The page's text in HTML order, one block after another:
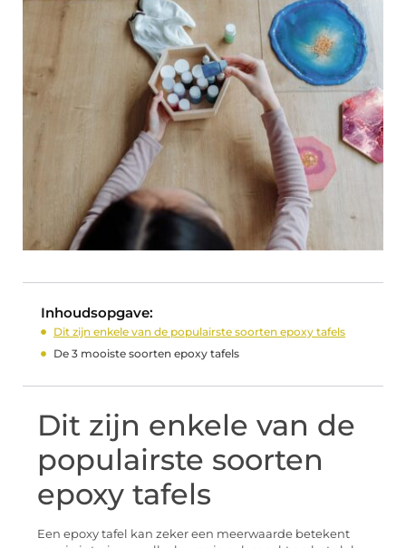
Inhoudsopgave:
Dit zijn enkele van de populairste soorten epoxy tafels
De 3 mooiste soorten epoxy tafels
Dit zijn enkele van de
populairste soorten
epoxy tafels
Een epoxy tafel kan zeker een meerwaarde betekent